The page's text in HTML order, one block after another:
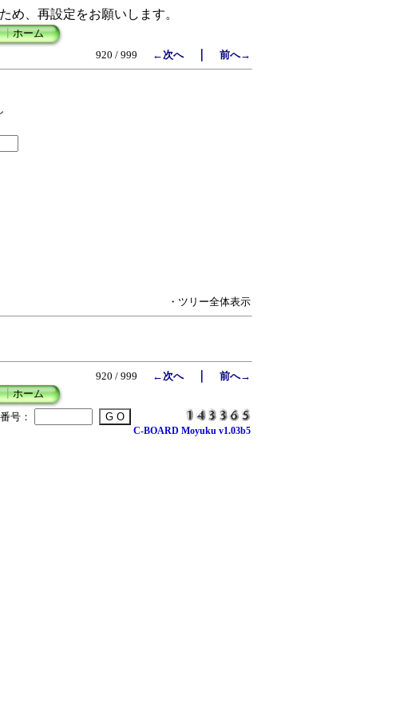
め、再設定をお願いします。
┃ホーム
920 / 999
←次へ｜ 前へ→
・ツリー全体表示
920 / 999 ←次へ｜ 前へ→
┃ホーム
号：
C-BOARD Moyuku v1.03b5